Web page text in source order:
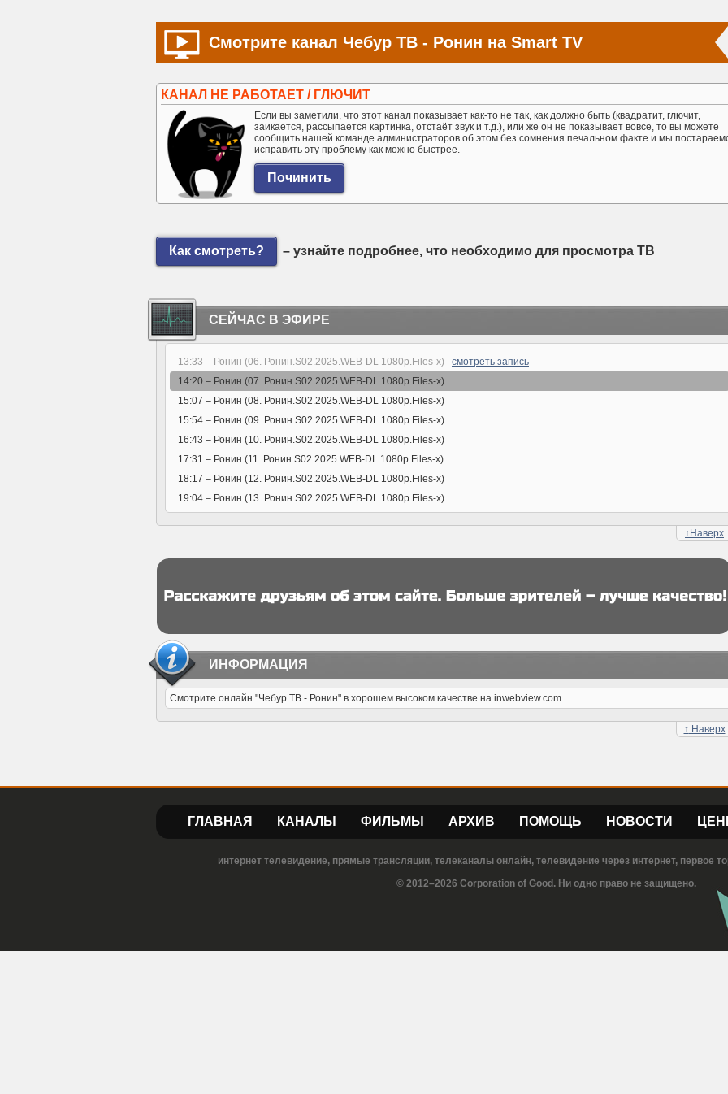
Смотрите канал Чебур ТВ - Ронин на Smart TV
КАНАЛ НЕ РАБОТАЕТ / ГЛЮЧИТ
Если вы заметили, что этот канал показывает как-то не так, как должно быть (квадратит, глючит,
заикается, рассыпается картинка, отстаёт звук и т.д.), или же он не показывает вовсе, то вы можете
сообщить нашей команде администраторов об этом без сомнения печальном факте и мы
исправить эту проблему как можно быстрее.
Как смотреть? – узнайте подробнее, что необходимо для просмотра ТВ
СЕЙЧАС В ЭФИРЕ
13:33 – Ронин (06. Ронин.S02.2025.WEB-DL 1080p.Files-x) смотреть запись
14:20 – Ронин (07. Ронин.S02.2025.WEB-DL 1080p.Files-x)
15:07 – Ронин (08. Ронин.S02.2025.WEB-DL 1080p.Files-x)
15:54 – Ронин (09. Ронин.S02.2025.WEB-DL 1080p.Files-x)
16:43 – Ронин (10. Ронин.S02.2025.WEB-DL 1080p.Files-x)
17:31 – Ронин (11. Ронин.S02.2025.WEB-DL 1080p.Files-x)
18:17 – Ронин (12. Ронин.S02.2025.WEB-DL 1080p.Files-x)
19:04 – Ронин (13. Ронин.S02.2025.WEB-DL 1080p.Files-x)
↑ Наверх
ИНФОРМАЦИЯ
Смотрите онлайн "Чебур ТВ - Ронин" в хорошем высоком качестве на inwebview.com
↑ Наверх
ГЛАВНАЯ КАНАЛЫ ФИЛЬМЫ АРХИВ ПОМОЩЬ НОВОСТИ
интернет телевидение, прямые трансляции, телеканалы онлайн, телевидение через интернет, первое
© 2012–2026 Corporation of Good. Ни одно право не защищено.